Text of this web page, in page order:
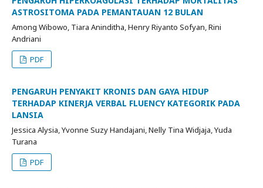
ASTROSITOMA PADA PEMANTAUAN 12 BULAN
Among Wibowo, Tiara Aninditha, Henry Riyanto Sofyan, Rini
Andriani
PDF
PENGARUH PENYAKIT KRONIS DAN GAYA HIDUP
TERHADAP KINERJA VERBAL FLUENCY KATEGORIK PADA
LANSIA
Jessica Alysia, Yvonne Suzy Handajani, Nelly Tina Widjaja, Yuda
Turana
PDF